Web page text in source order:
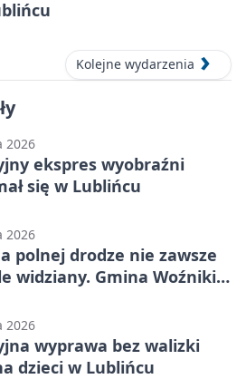
Kolejne wydarzenia
2026
ekspres wyobraźni
się w Lublińcu
2026
polnej drodze nie zawsze
widziany. Gmina Woźniki
2026
wyprawa bez walizki
dzieci w Lublińcu